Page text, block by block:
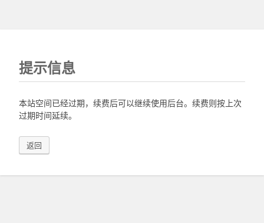
提示信息
本站空间已经过期，续费后可以继续使用后台。续费则按上次
过期时间延续。
返回